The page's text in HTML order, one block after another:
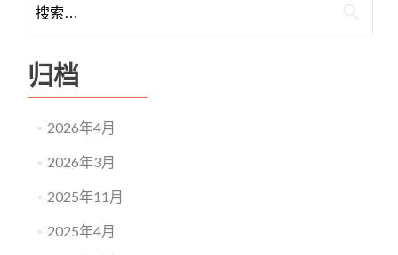
归档
2026年4月
2026年3月
2025年11月
2025年4月